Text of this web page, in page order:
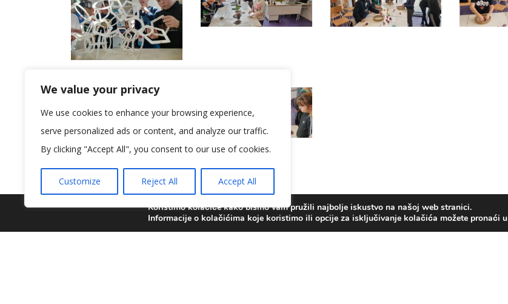
We value your privacy
We use cookies to enhance your browsing experience,
serve personalized ads or content, and analyze our traffic.
By clicking "Accept All", you consent to our use of cookies.
Customize Reject All Accept All
Koristimo kolačiće kako bismo vam pružili najbolje iskustvo na našoj web stranici.
Informacije o kolačićima koje koristimo ili opcije za isključivanje kolačića možete pronaći u